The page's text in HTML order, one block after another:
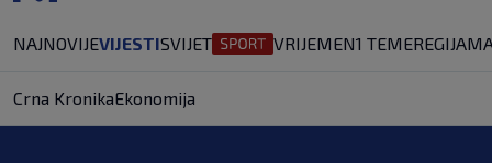
NAJNOVIJEVIJESTISVIJET VRIJEMEN1 TEMEREGIJA
Crna KronikaEkonomija